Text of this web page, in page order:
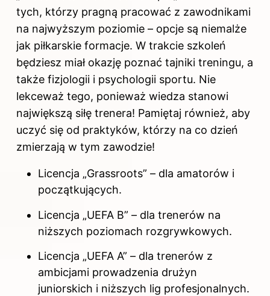
tych, którzy pragną pracować z zawodnikami
na najwyższym poziomie – opcje są niemalże
jak piłkarskie formacje. W trakcie szkoleń
będziesz miał okazję poznać tajniki treningu, a
także fizjologii i psychologii sportu. Nie
lekceważ tego, ponieważ wiedza stanowi
największą siłę trenera! Pamiętaj również, aby
uczyć się od praktyków, którzy na co dzień
zmierzają w tym zawodzie!
Licencja „Grassroots” – dla amatorów i
początkujących.
Licencja „UEFA B” – dla trenerów na
niższych poziomach rozgrywkowych.
Licencja „UEFA A” – dla trenerów z
ambicjami prowadzenia drużyn
juniorskich i niższych lig profesjonalnych.